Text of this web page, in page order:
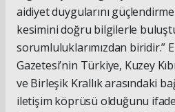
aidiyet duygularını
kesimini doğru bilgilerle
sorumluluklarımızdan biridir.”
Gazetesi’nin Türkiye, Kuzey
ve Birleşik Krallık arasındaki
iletişim köprüsü olduğunu